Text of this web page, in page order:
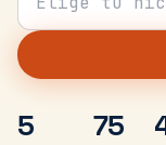
5 75